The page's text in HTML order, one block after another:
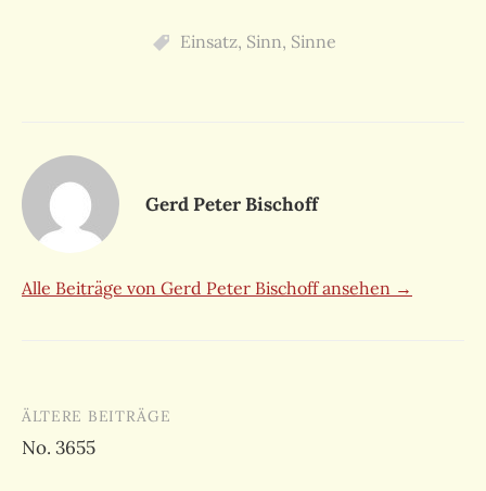
Einsatz, Sinn, Sinne
Gerd Peter Bischoff
Alle Beiträge von Gerd Peter Bischoff ansehen →
Beitragsnavigation
ÄLTERE BEITRÄGE
No. 3655